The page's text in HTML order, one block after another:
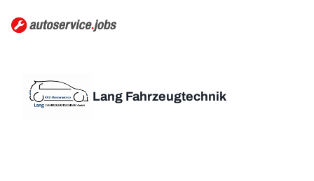
Lang Fahrzeugtechnik